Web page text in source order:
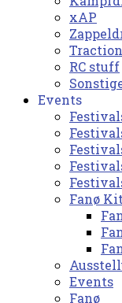
xAP
Traction
RC stuff
Events
Fanø
Events
Fanø